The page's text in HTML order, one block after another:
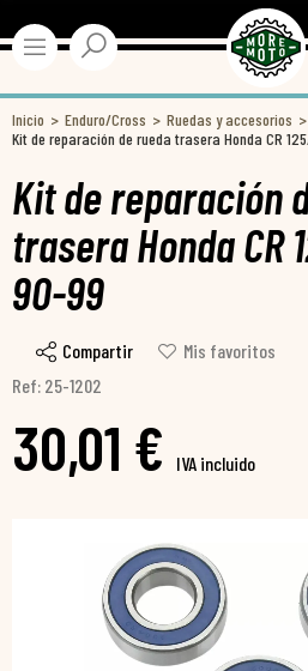
Inicio Enduro/Cross Ruedas y accesorios
Kit de reparación de rueda trasera Honda CR
Kit de reparación
trasera Honda CR
90-99
Compartir
Mis favoritos
Ref: 25-1202
30,01 € IVA incluido